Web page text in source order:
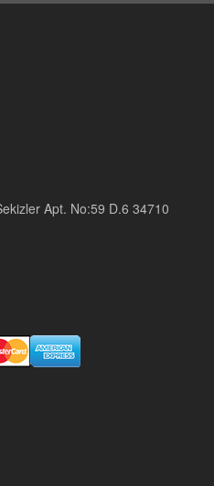
Apt. No:59 D.6 34710